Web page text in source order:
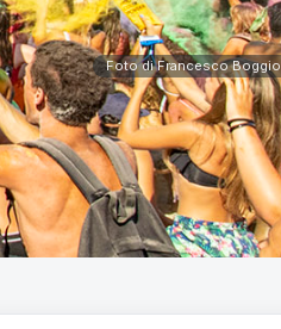
Foto di Francesco Boggio